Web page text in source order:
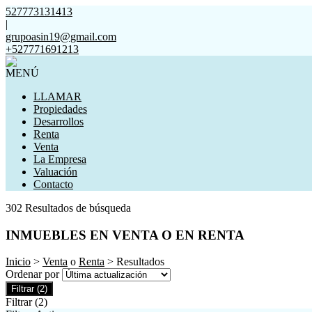
527773131413
|
grupoasin19@gmail.com
+527771691213
MENÚ
LLAMAR
Propiedades
Desarrollos
Renta
Venta
La Empresa
Valuación
Contacto
302 Resultados de búsqueda
INMUEBLES EN VENTA O EN RENTA
Inicio > Venta o Renta > Resultados
Ordenar por
Filtrar (2)
Filtrar (2)